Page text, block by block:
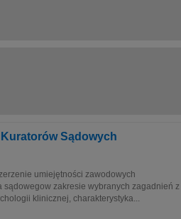
Sądowych
umiejętności zawodowych
zakresie wybranych zagadnień z
klinicznej, charakterystyka...